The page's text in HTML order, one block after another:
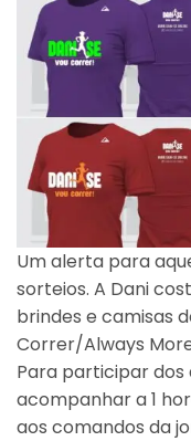
Um alerta para
sorteios. A Dani
brindes e camisas
Correr/Always
Para participar dos
acompanhar a 1
aos comandos da